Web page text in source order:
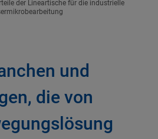
der Lineartische für die industrielle
und
die von